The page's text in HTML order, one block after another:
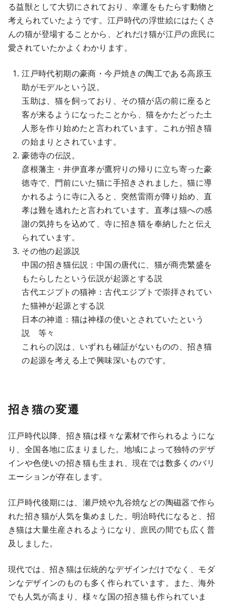
る益獣として大切にされており、幸運をもたらす動物と
考えられていたようです。江戸時代の浮世絵にはたくさ
んの猫が登場することから、どれだけ猫が江戸の庶民に
愛されていたかよくわかります。
江戸時代初期の豪商・今戸焼きの陶工である高原玉
助がモデルという説。
玉助は、猫を飼っており、その猫が店の前に座ると
客が来るようになったことから、猫をかたどった土
人形を作り始めたと言われています。これが招き猫
の始まりとされています。
豪徳寺の伝説。
彦根藩主・井伊直孝が鷹狩りの帰りに立ち寄った豪
徳寺で、門前にいた猫に手招きされました。猫に導
かれるように寺に入ると、突然雷雨が降り始め、直
孝は難を逃れたと言われています。直孝は猫への感
謝の気持ちを込めて、寺に招き猫を奉納したと伝え
られています。
その他の起源説
中国の招き猫伝説：中国の唐代に、猫が商売繁盛を
もたらしたという伝説が起源とする説
古代エジプトの猫神：古代エジプトで崇拝されてい
た猫神が起源とする説
日本の神道：猫は神様の使いとされていたという
説 等々
これらの説は、いずれも確証がないものの、招き猫
の起源を考える上で興味深いものです。
招き猫の変遷
江戸時代以降、招き猫は様々な素材で作られるようにな
り、全国各地に広まりました。地域によって独特のデザ
インや色使いの招き猫も生まれ、現在では数多くのバリ
エーションが存在します。
江戸時代後期には、瀬戸焼や九谷焼などの陶磁器で作ら
れた招き猫が人気を集めました。明治時代になると、招
き猫は大量生産されるようになり、庶民の間でも広く普
及しました。
現代では、招き猫は伝統的なデザインだけでなく、モダ
ンなデザインのものも多く作られています。また、海外
でも人気が高まり、様々な国の招き猫も作られていま